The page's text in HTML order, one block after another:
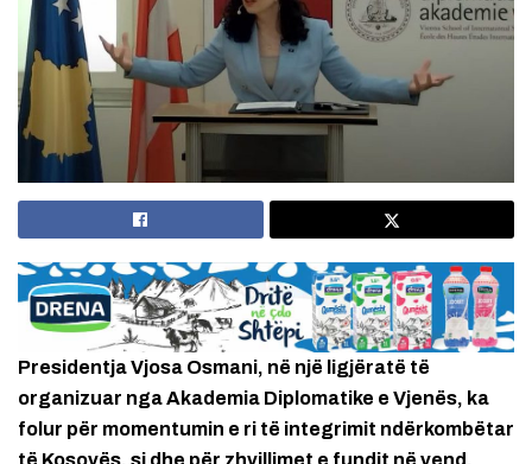
Presidentja Vjosa Osmani, në një ligjëratë të
organizuar nga Akademia Diplomatike e Vjenës, ka
folur për momentumin e ri të integrimit ndërkombëtar
të Kosovës, si dhe për zhvillimet e fundit në vend,